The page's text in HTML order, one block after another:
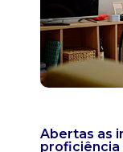
Abertas as
proficiência